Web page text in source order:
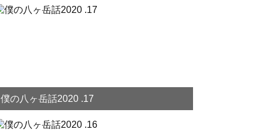
僕の八ヶ岳話2020 .17